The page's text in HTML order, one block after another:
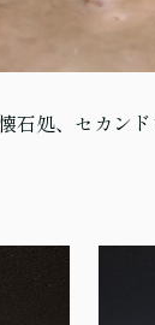
処、セカン